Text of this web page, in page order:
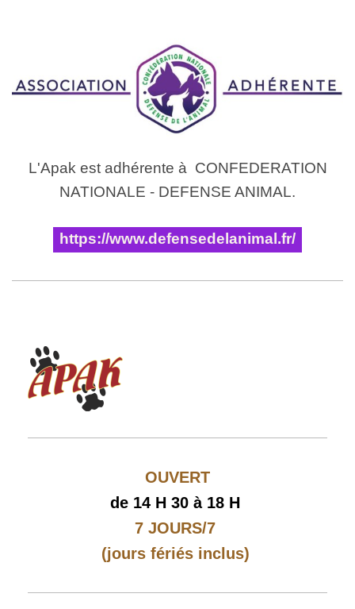
L'Apak est adhérente à CONFEDERATION
NATIONALE - DEFENSE ANIMAL.
https://www.defensedelanimal.fr/
OUVERT
de 14 H 30 à 18 H
7 JOURS/7
(jours fériés inclus)